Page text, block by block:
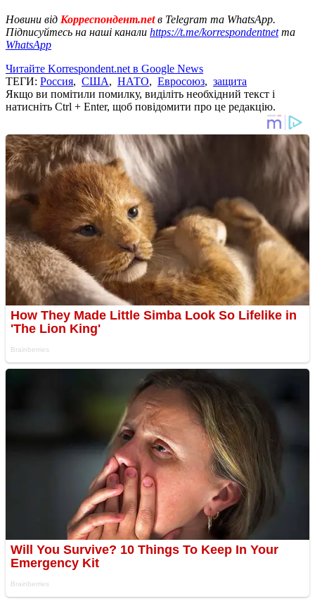
Новини від Корреспондент.netв Telegram та WhatsApp.
Підписуйтесь на наші канали https://t.me/korrespondentnetта
WhatsApp
Читайте Korrespondent.net в Google News
ТЕГИ: Россия, США, НАТО, Евросоюз, защита
Якщо ви помітили помилку, виділіть необхідний текст і
натисніть Ctrl + Enter, щоб повідомити про це редакцію.